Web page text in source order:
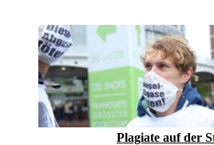
Plagiate auf der